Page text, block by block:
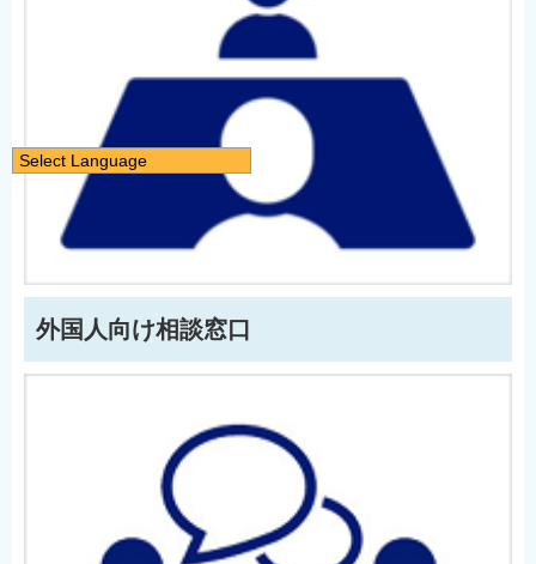
外国人向け相談窓口
Select Language
English
繁體中文
한국어
नेपाली